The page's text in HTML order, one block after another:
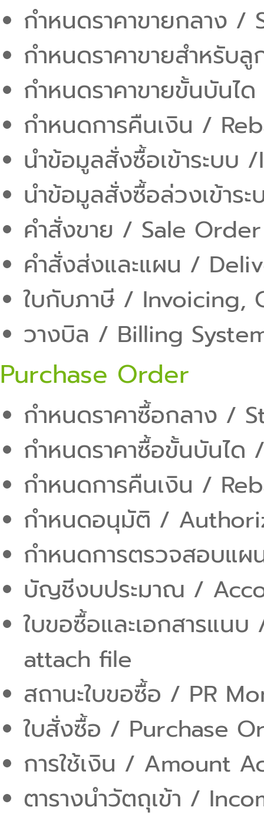
กำหนดราคาขายกลาง /
กำหนดราคาขายสำหรั
กำหนดราคาขายขั้นบันไ
กำหนดการคืนเงิน /
นำข้อมูลสั่งซื้อเข้าระบบ
นำข้อมูลสั่งซื้อล่วงเข้า
คำสั่งขาย / Sale Order
คำสั่งส่งและแผน /
ใบกับภาษี / Invoicing,
วางบิล / Billing
Purchase Order
กำหนดราคาซื้อกลาง /
กำหนดราคาซื้อขั้นบันไ
กำหนดการคืนเงิน /
กำหนดอนุมัติ /
กำหนดการตรวจสอบแ
บัญชีงบประมาณ /
ใบขอซื้อและเอกสารแน
attach file
สถานะใบขอซื้อ / PR
ใบสั่งซื้อ / Purchase
การใช้เงิน / Amount
ตารางนำวัตถุเข้า /